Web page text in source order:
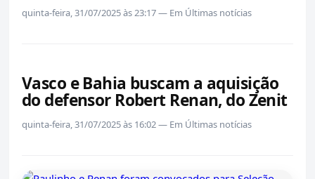
quinta-feira, 31/07/2025 às 23:17 — Em Últimas notícias
Vasco e Bahia buscam a aquisição
do defensor Robert Renan, do Zenit
quinta-feira, 31/07/2025 às 16:02 — Em Últimas notícias